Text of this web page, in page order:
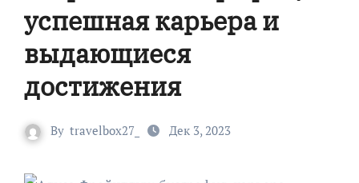
успешная карьера и
выдающиеся
достижения
By travelbox27_ Дек 3, 2023